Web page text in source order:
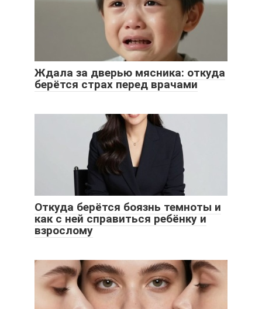
Ждала за дверью мясника: откуда
берётся страх перед врачами
Откуда берётся боязнь темноты и
как с ней справиться ребёнку и
взрослому